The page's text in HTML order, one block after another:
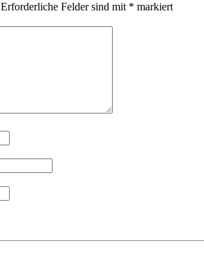
Erforderliche Felder sind mit * markiert